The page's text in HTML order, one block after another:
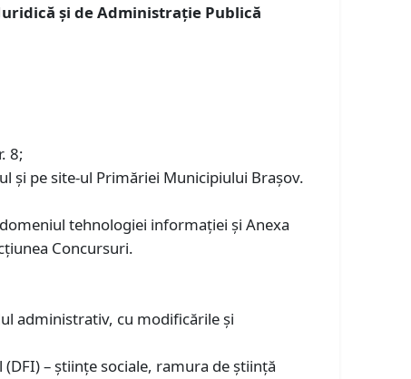
și de Administrație Publică
8;
și pe site-ul Primăriei Municipiului Braşov.
tehnologiei informației și Anexa
Concursuri.
administrativ, cu modificările și
– științe sociale, ramura de știință